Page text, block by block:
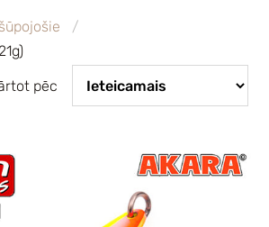
pēc